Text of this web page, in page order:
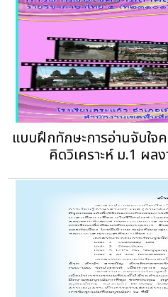
แบบฝึกทักษะการอ่านจับใ
คิดวิเคราะห์ ม.1 ผ